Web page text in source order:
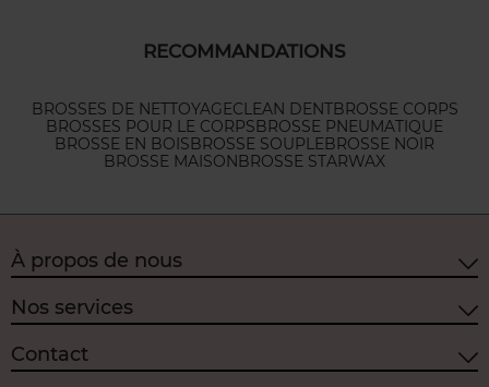
RECOMMANDATIONS
BROSSES DE NETTOYAGECLEAN DENTBROSSE CORPS
BROSSES POUR LE CORPSBROSSE PNEUMATIQUE
BROSSE EN BOISBROSSE SOUPLEBROSSE NOIR
BROSSE MAISONBROSSE STARWAX
À propos de nous
Nos services
Contact